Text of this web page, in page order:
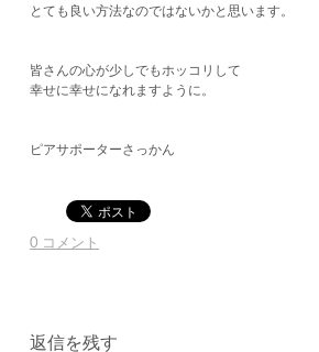
とても良い方法なのではないかと思います。
皆さんの心が少しでもホッコリして
幸せに幸せになれますように。
ピアサポーターさっかん
0 コメント
返信を残す